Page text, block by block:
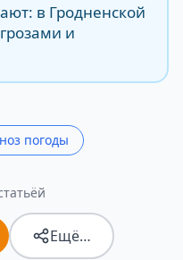
в Гродненской
и
погоды
Ещё…